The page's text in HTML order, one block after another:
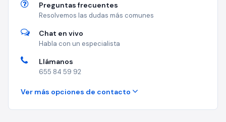
Preguntas frecuentes
Resolvemos las dudas más comunes
Chat en vivo
Habla con un especialista
Llámanos
655 84 59 92
Ver más opciones de contacto